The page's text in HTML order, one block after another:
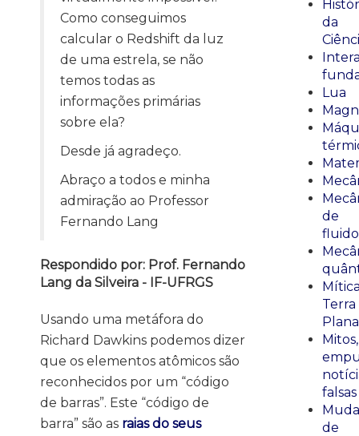
Como conseguimos
calcular o Redshift da luz
de uma estrela, se não
temos todas as
informações primárias
sobre ela?
Desde já agradeço.
Abraço a todos e minha
admiração ao Professor
Fernando Lang
Respondido por: Prof. Fernando
Lang da Silveira - IF-UFRGS
Usando uma metáfora do
Richard Dawkins podemos dizer
que os elementos atômicos são
reconhecidos por um “código
de barras”. Este “código de
barra” são as raias do seus
da
Lua
de
Terra
Plana
Mitos,
falsas
de